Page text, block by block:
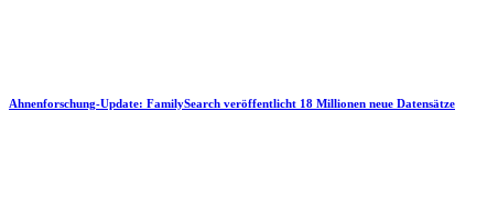
Ahnenforschung-Update: FamilySearch veröffentlicht 18 Millionen neue Datensätze